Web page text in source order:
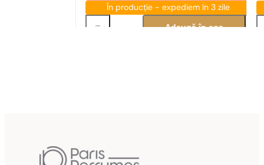
În producție - expediem în 3 zile
Adaugă în coș